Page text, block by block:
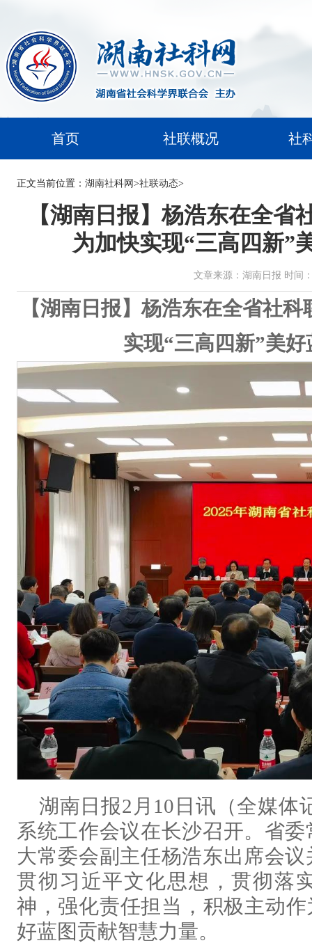
首页 社联概况 社
当前位置： 湖南社科网 >社联动态>
正文
【湖南日报】杨浩东在全
为加快实现“三高四新”
文章来源：湖南日报 时间
【湖南日报】杨浩东在全省社
实现“三高四新”美
湖南日报2月10日讯（全媒体
系统工作会议在长沙召开。省
大常委会副主任杨浩东出席会
贯彻习近平文化思想，贯彻落
神，强化责任担当，积极主动
好蓝图贡献智慧力量。